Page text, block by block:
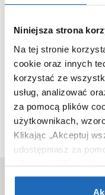
Niniejsza strona
Na tej stronie
cookie oraz innych
korzystać ze
usług, analizować
za pomocą plików
użytkownikach,
Klikając „Akceptuj
udostępniasz za
informacje dla
partnerzy reklamowi.
wymagane pliki
Ten produkt nie
O nas